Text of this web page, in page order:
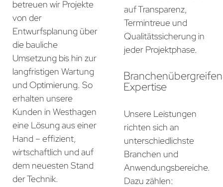
betreuen wir Projekte
von der
Entwurfsplanung über
die bauliche
Umsetzung bis hin zur
langfristigen Wartung
und Optimierung. So
erhalten unsere
Kunden in Westhagen
eine Lösung aus einer
Hand – effizient,
wirtschaftlich und auf
dem neuesten Stand
der Technik.
auf Transparenz,
Termintreue und
Qualitätssicherung in
jeder Projektphase.
Expertise
Unsere Leistungen
richten sich an
unterschiedlichste
Branchen und
Anwendungsbereiche.
Dazu zählen: